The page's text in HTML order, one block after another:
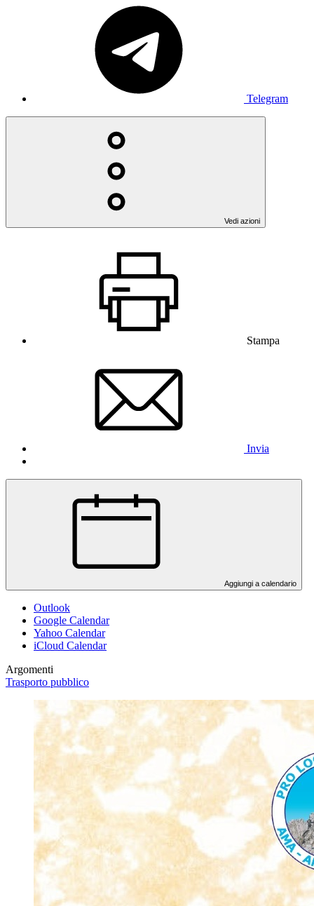
Telegram
Vedi azioni
Stampa
Invia
Aggiungi a calendario
Outlook
Google Calendar
Yahoo Calendar
iCloud Calendar
Argomenti
Trasporto pubblico